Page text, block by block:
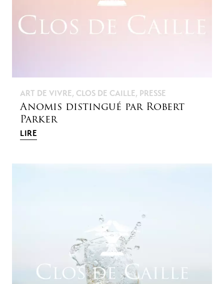
ART DE VIVRE, CLOS DE CAILLE, PRESSE
Anomis distingué par Robert
Parker
LIRE